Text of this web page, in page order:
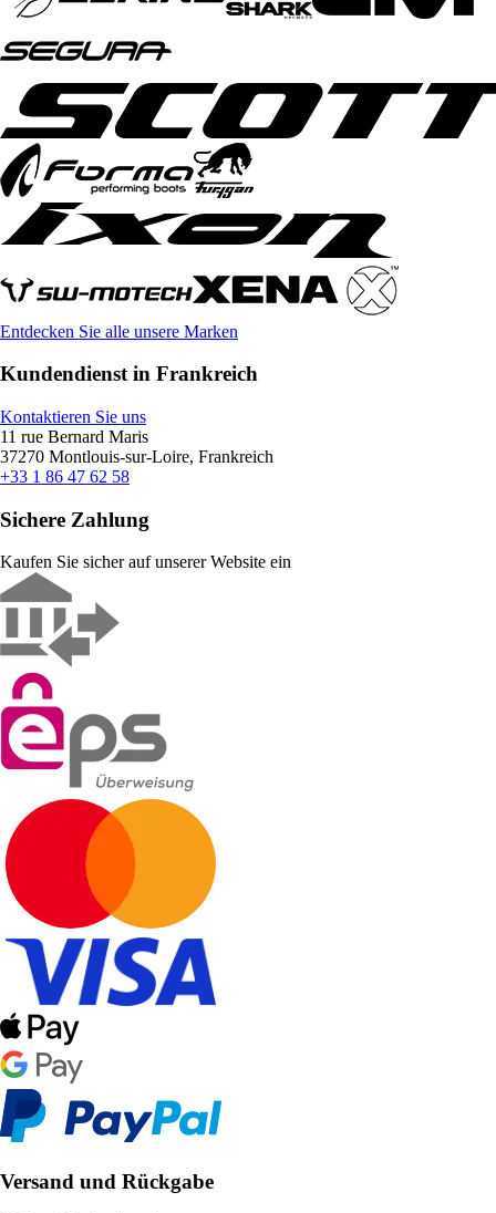
Entdecken Sie alle unsere Marken
Kundendienst in Frankreich
Kontaktieren Sie uns
11 rue Bernard Maris
37270 Montlouis-sur-Loire, Frankreich
+33 1 86 47 62 58
Sichere Zahlung
Kaufen Sie sicher auf unserer Website ein
Versand und Rückgabe